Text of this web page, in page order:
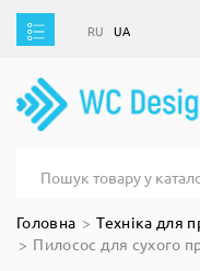
UARU UA
Головна Техніка для
Пилосос для сухого